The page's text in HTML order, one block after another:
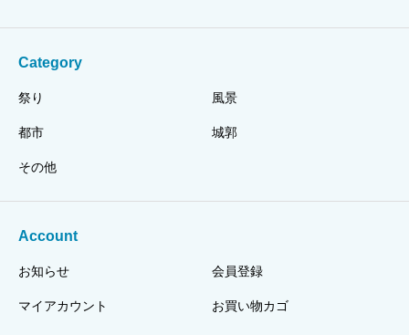
Category
祭り 風景
都市 城郭
その他
Account
お知らせ 会員登録
マイアカウント お買い物カゴ